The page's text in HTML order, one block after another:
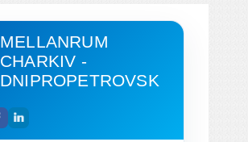
MELLANRUM
CHARKIV -
DNIPROPETROVSK